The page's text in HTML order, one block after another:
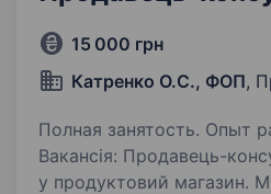
15 000 грн
Катренко О.С., ФОП,
Полная занятость. Опыт
Вакансія: Продавець-
у продуктовий магазин.